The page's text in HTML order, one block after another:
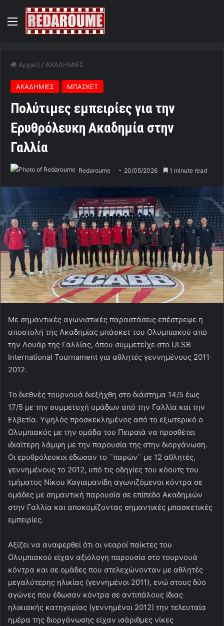
Menu
Αρχική / ΑΚΑΔΗΜΙΕΣ
ΑΚΑΔΗΜΙΕΣ ΜΠΑΣΚΕΤ
Πολύτιμες εμπειρίες για την
Ερυθρόλευκη Ακαδημία στην
Γαλλία
Redaroume 20/05/2026 1 minute read
Με σημαντικές αγωνιστικές παραστάσεις επέστρεψε η
αποστολή της Ακαδημίας μπάσκετ του Ολυμπιακού από
την Λουάρ της Γαλλίας, όπου συμμετείχε στο ULSB
International Tournament για αθλητές γεννημένους 2011-
2012.
Το διεθνές τουρνουά διεξήχθη στο διάστημα 14/5 έως
17/5 με την συμμετοχή ομάδων από την Γαλλία και την
Ελβετία. Υψηλός προσκεκλημένος από το εξωτερικό ο
Ολυμπιακός με την ομάδα του Πειραιά να προσθέτει
ιδιαίτερη λάμψη με την παρουσία της στην διοργάνωση.
Οι ερυθρόλευκοι έδωσαν το ΄΄παρών΄΄ με 12 αθλητές,
γεννημένους το 2012, υπό τις οδηγίες του κόουτς του
τμήματος Νίκου Καγιαμανίδη αγωνιζόμενοι κόντρα σε
ομάδες με σημαντική παρουσία σε επίπεδο Ακαδημιών
στην Γαλλία και αποκομίζοντας σημαντικές μπασκετικές
εμπειρίες.
Αξίζει να αναφερθεί ότι οι νεαροί παίκτες του
Ολυμπιακού είχαν αξιόλογη παρουσία στο τουρνουά
κόντρα και σε ομάδες που στελεχώνονταν με αθλητές
μεγαλύτερης ηλικίας (γεννημένοι 2011), ενώ στους δύο
αγώνες που έδωσαν κόντρα σε αντιπάλους ίδιας
ηλικιακής κατηγορίας (γεννημένοι 2012) την τελευταία
ημέρα της διοργάνωσης είχαν ισάριθμες νίκες